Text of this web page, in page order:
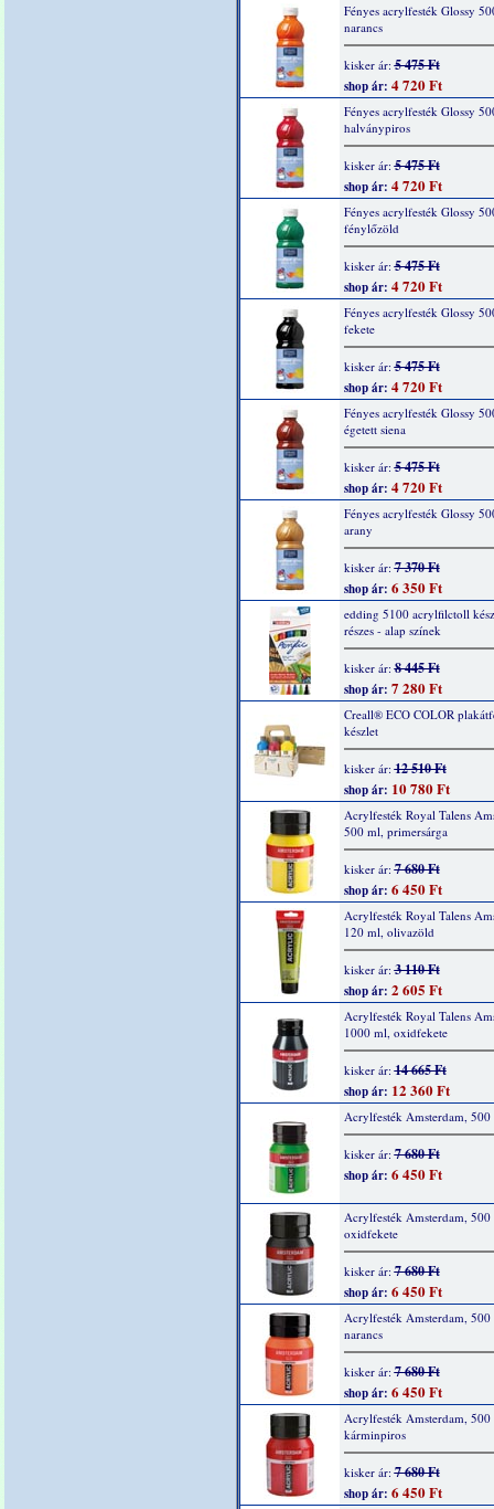
Fényes acrylfesték Glossy
narancs
kisker ár:5 475 Ft
shop ár: 4 720 Ft
Fényes acrylfesték Glossy
halványpiros
kisker ár:5 475 Ft
shop ár: 4 720 Ft
Fényes acrylfesték Glossy
fénylőzöld
kisker ár:5 475 Ft
shop ár: 4 720 Ft
Fényes acrylfesték Glossy
fekete
kisker ár:5 475 Ft
shop ár: 4 720 Ft
Fényes acrylfesték Glossy
égetett siena
kisker ár:5 475 Ft
shop ár: 4 720 Ft
Fényes acrylfesték Glossy
arany
kisker ár:7 370 Ft
shop ár: 6 350 Ft
edding 5100 acrylfilctoll
részes - alap színek
kisker ár:8 445 Ft
shop ár: 7 280 Ft
Creall® ECO COLOR
készlet
kisker ár:12 510 Ft
shop ár: 10 780 Ft
Acrylfesték Royal Talens
500 ml, primersárga
kisker ár:7 680 Ft
shop ár: 6 450 Ft
Acrylfesték Royal Talens
120 ml, olivazöld
kisker ár:3 110 Ft
shop ár: 2 605 Ft
Acrylfesték Royal Talens
1000 ml, oxidfekete
kisker ár:14 665 Ft
shop ár: 12 360 Ft
Acrylfesték Amsterdam,
kisker ár:7 680 Ft
shop ár: 6 450 Ft
Acrylfesték Amsterdam, 500
oxidfekete
kisker ár:7 680 Ft
shop ár: 6 450 Ft
Acrylfesték Amsterdam, 500
narancs
kisker ár:7 680 Ft
shop ár: 6 450 Ft
Acrylfesték Amsterdam, 500
kárminpiros
kisker ár:7 680 Ft
shop ár: 6 450 Ft